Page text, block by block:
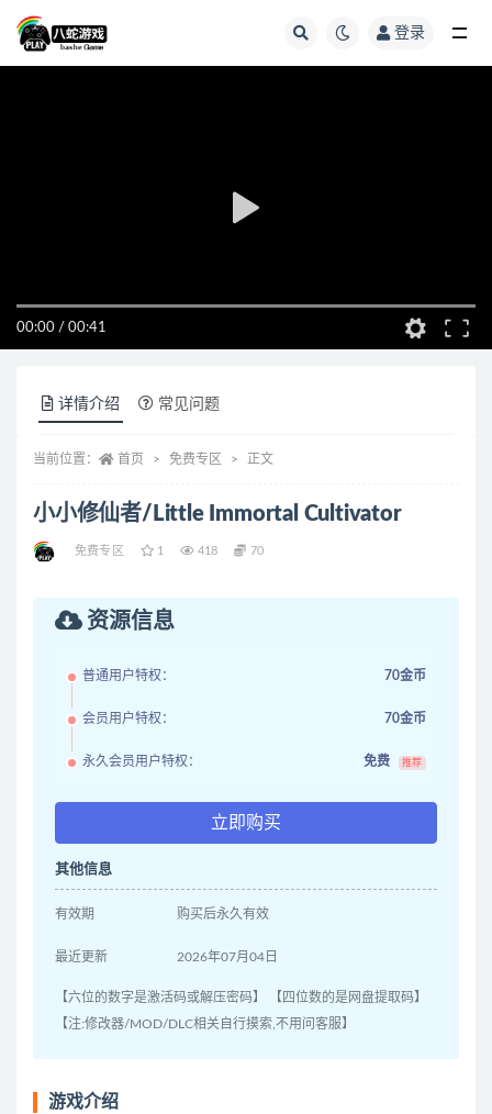
登录
00:00 / 00:41
详情介绍 常见问题
当前位置： 首页 免费专区 正文
小小修仙者/Little Immortal Cultivator
免费专区 1 418 70
资源信息
普通用户特权： 70金币
会员用户特权： 70金币
永久会员用户特权： 免费 推荐
立即购买
其他信息
有效期 购买后永久有效
最近更新 2026年07月04日
【六位的数字是激活码或解压密码】 【四位数的是网盘提取码】
【注:修改器/MOD/DLC相关自行摸索,不用问客服】
游戏介绍